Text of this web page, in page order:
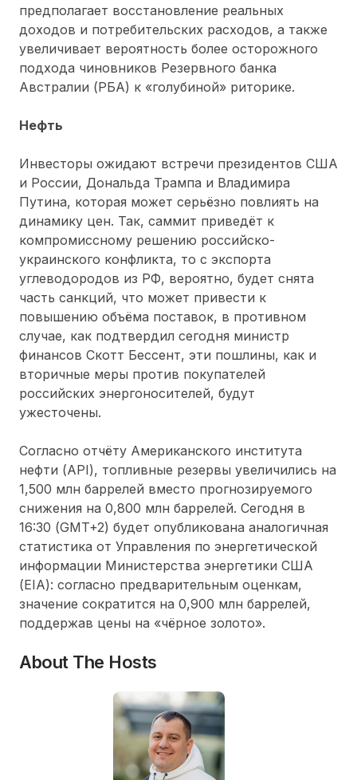
предполагает восстановление реальных
доходов и потребительских расходов, а также
увеличивает вероятность более осторожного
подхода чиновников Резервного банка
Австралии (РБА) к «голубиной» риторике.
Нефть
Инвесторы ожидают встречи президентов США
и России, Дональда Трампа и Владимира
Путина, которая может серьёзно повлиять на
динамику цен. Так, саммит приведёт к
компромиссному решению российско-
украинского конфликта, то с экспорта
углеводородов из РФ, вероятно, будет снята
часть санкций, что может привести к
повышению объёма поставок, в противном
случае, как подтвердил сегодня министр
финансов Скотт Бессент, эти пошлины, как и
вторичные меры против покупателей
российских энергоносителей, будут
ужесточены.
Согласно отчёту Американского института
нефти (API), топливные резервы увеличились на
1,500 млн баррелей вместо прогнозируемого
снижения на 0,800 млн баррелей. Сегодня в
16:30 (GMT+2) будет опубликована аналогичная
статистика от Управления по энергетической
информации Министерства энергетики США
(EIA): согласно предварительным оценкам,
значение сократится на 0,900 млн баррелей,
поддержав цены на «чёрное золото».
About The Hosts